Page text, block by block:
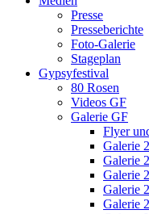
Presse
Presseberichte
Foto-Galerie
Stageplan
Gypsyfestival
80 Rosen
Videos GF
Galerie GF
Flyer
Galerie
Galerie
Galerie
Galerie
Galerie